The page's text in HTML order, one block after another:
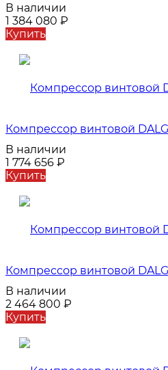
В наличии
1 384 080 ₽
Купить
Компрессор винтовой
В наличии
1 774 656 ₽
Купить
Компрессор винтовой
В наличии
2 464 800 ₽
Купить